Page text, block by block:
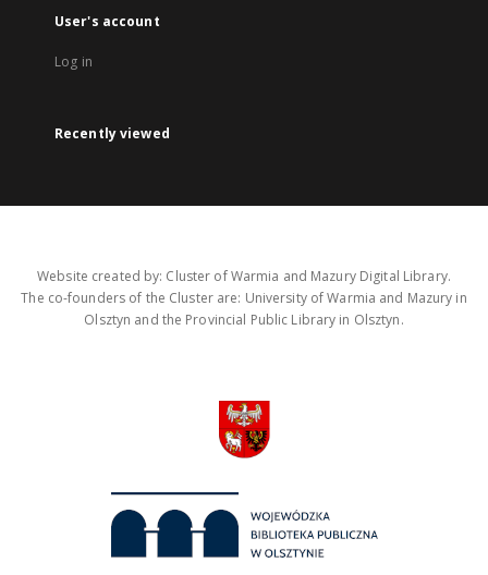
User's account
Log in
Recently viewed
Website created by: Cluster of Warmia and Mazury Digital Library.
The co-founders of the Cluster are: University of Warmia and Mazury in
Olsztyn and the Provincial Public Library in Olsztyn.